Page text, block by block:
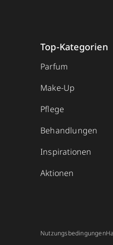
Top-Kategorien
Parfum
Make-Up
Pflege
Behandlungen
Inspirationen
Aktionen
Nutzungsbedingungen